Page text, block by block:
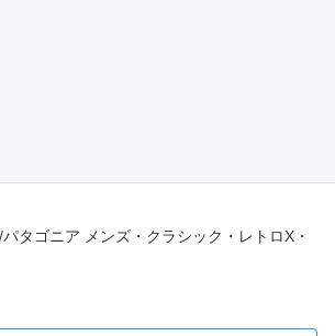
タゴニア メンズ・クラシック・レトロX・